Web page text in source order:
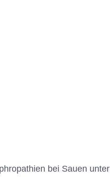
bei Sauen unter